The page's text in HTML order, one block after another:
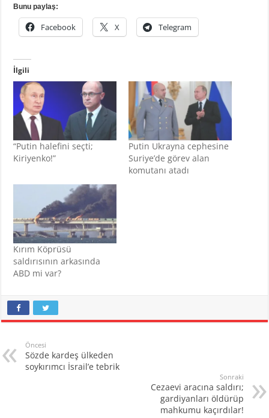
Bunu paylaş:
Facebook X Telegram
İlgili
“Putin halefini seçti;
Kiriyenko!”
Putin Ukrayna cephesine
Suriye’de görev alan
komutanı atadı
Kırım Köprüsü
saldırısının arkasında
ABD mi var?
Öncesi
Sözde kardeş ülkeden
soykırımcı İsrail’e tebrik
Sonraki
Cezaevi aracına saldırı;
gardiyanları öldürüp
mahkumu kaçırdılar!